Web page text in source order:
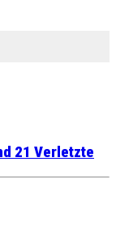
21 Verletzte